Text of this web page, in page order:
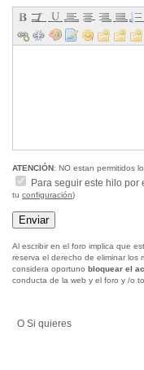
ATENCIÓN: NO estan permitidos
Para seguir este hilo por
tu configuración)
Al escribir en el foro implica que
reserva el derecho de eliminar los
considera oportuno bloquear el
conducta de la web y el foro y /o
O Si quieres